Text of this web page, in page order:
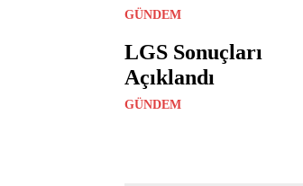
GÜNDEM
LGS Sonuçları
Açıklandı
GÜNDEM